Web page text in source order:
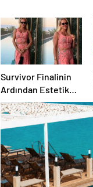
Survivor Finalinin
Ardından Estetik
Dokunuşuyla
Gündemde